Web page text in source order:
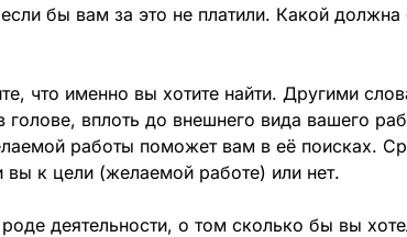
бы вам за это не платили. Какой должна
что именно вы хотите найти. Другими
голове, вплоть до внешнего вида вашего
работы поможет вам в её поисках.
к цели (желаемой работе) или нет.
деятельности, о том сколько бы вы